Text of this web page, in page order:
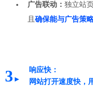
广告联动： 独立站
且 确保能与广告策略
3 ►
响应快：
网站打开速度快，